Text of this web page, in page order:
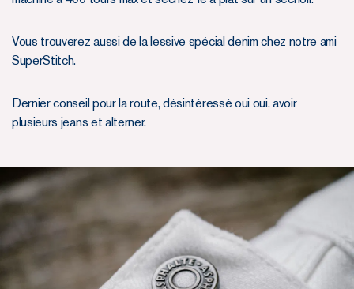
Vous trouverez aussi de la lessive spécial denim chez notre ami
SuperStitch.
Dernier conseil pour la route, désintéressé oui oui, avoir
plusieurs jeans et alterner.